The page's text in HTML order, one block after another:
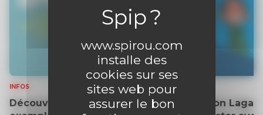
www.spirou.com
installe des
cookies sur ses
sites web pour
assurer le bon
INFOS
Découvrez gratuitement un
Gaston